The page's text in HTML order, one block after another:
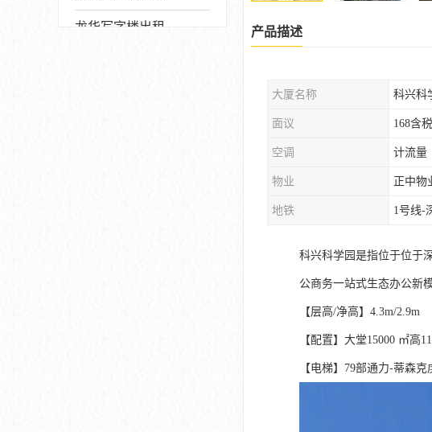
龙华写字楼出租 产品描述
大厦名称 科兴科
面议 168含税
空调 计流量
物业 正中物
地铁 1号线-
科兴科学园是指位于位于
公商务一站式生态办公新
【层高/净高】4.3m/2.9m
【配置】大堂15000 ㎡高
【电梯】79部通力-蒂森克